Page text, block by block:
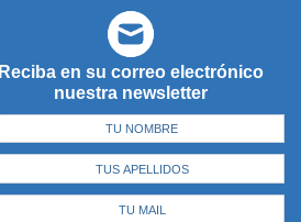
Reciba en su correo electrónico
nuestra newsletter